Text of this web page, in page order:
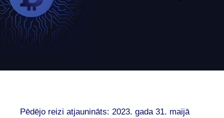
Pēdējo reizi atjaunināts: 2023. gada 31. maijā